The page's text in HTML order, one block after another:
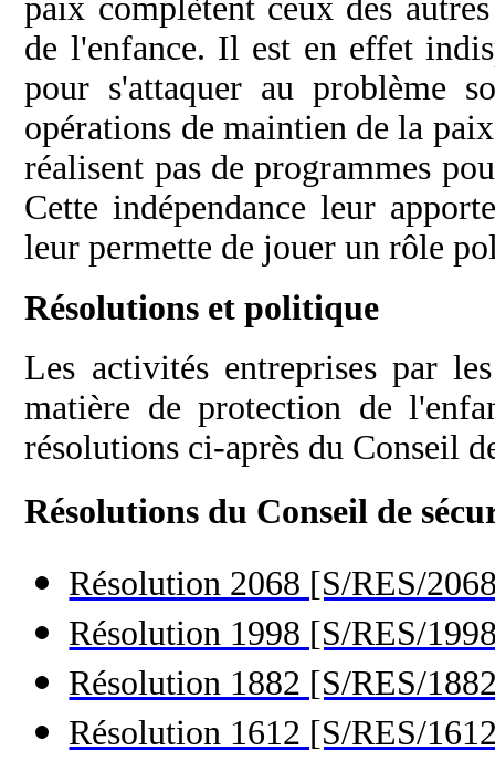
paix complètent ceux des
de l'enfance. Il est en effet
pour s'attaquer au problème
opérations de maintien de la
réalisent pas de programmes
Cette indépendance leur
leur permette de jouer un rôle
Résolutions et politique
Les activités entreprises par
matière de protection de
résolutions ci-après du Conseil
Résolutions du Conseil de
Résolution 2068 [S/RES/
Résolution 1998 [S/RES/
Résolution 1882 [S/RES/
Résolution 1612 [S/RES/